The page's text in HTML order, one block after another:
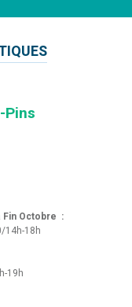
Pins
Fin Octobre :
14h-18h
19h